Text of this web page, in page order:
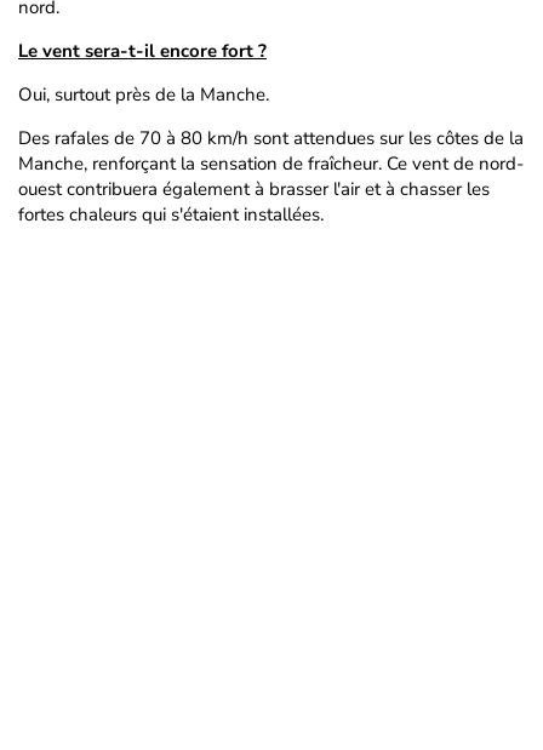
nord.
Le vent sera-t-il encore fort ?
Oui, surtout près de la Manche.
Des rafales de 70 à 80 km/h sont attendues sur les côtes de la
Manche, renforçant la sensation de fraîcheur. Ce vent de nord-
ouest contribuera également à brasser l'air et à chasser les
fortes chaleurs qui s'étaient installées.